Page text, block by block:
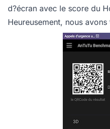
d?écran avec le score du
Heureusement, nous